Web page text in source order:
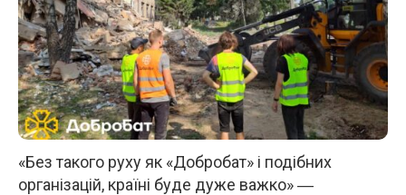
«Без такого руху як «Добробат» і подібних
організацій, країні буде дуже важко» ―